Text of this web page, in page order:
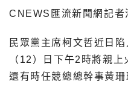
CNEWS匯流新聞網記者
民眾黨主席柯文哲近日
（12）日下午2時將親
還有時任競總總幹事黃